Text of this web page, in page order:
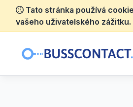
Tato stránka používá
vašeho uživatelského zážitku.